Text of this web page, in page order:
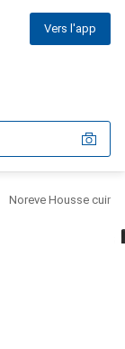
Vers l'app
Noreve Housse cuir